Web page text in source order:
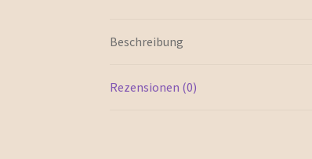
Beschreibung
Rezensionen (0)